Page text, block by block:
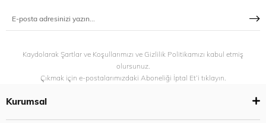
Kaydolarak Şartlar ve Koşullarımızı ve Gizlilik Politikamızı kabul etmiş
olursunuz.
Çıkmak için e-postalarımızdaki Aboneliği İptal Et’i tıklayın.
Kurumsal